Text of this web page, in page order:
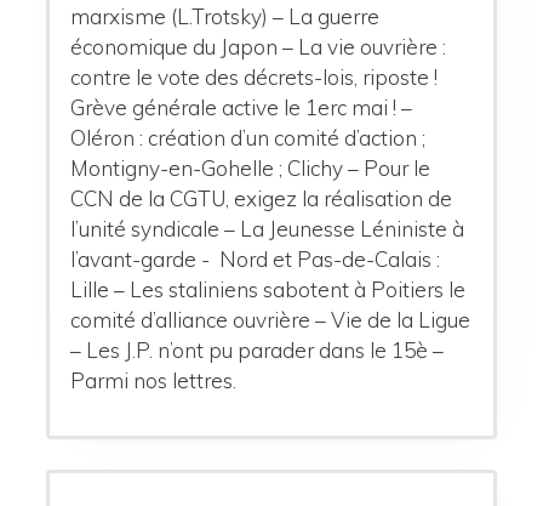
marxisme (L.Trotsky) – La guerre
économique du Japon – La vie ouvrière :
contre le vote des décrets-lois, riposte !
Grève générale active le 1erc mai ! –
Oléron : création d’un comité d’action ;
Montigny-en-Gohelle ; Clichy – Pour le
CCN de la CGTU, exigez la réalisation de
l’unité syndicale – La Jeunesse Léniniste à
l’avant-garde - Nord et Pas-de-Calais :
Lille – Les staliniens sabotent à Poitiers le
comité d’alliance ouvrière – Vie de la Ligue
– Les J.P. n’ont pu parader dans le 15è –
Parmi nos lettres.